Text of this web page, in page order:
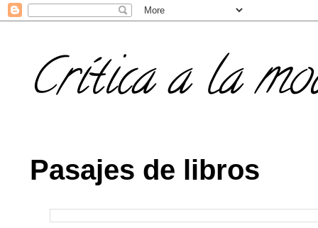
Crítica a la
Pasajes de libros